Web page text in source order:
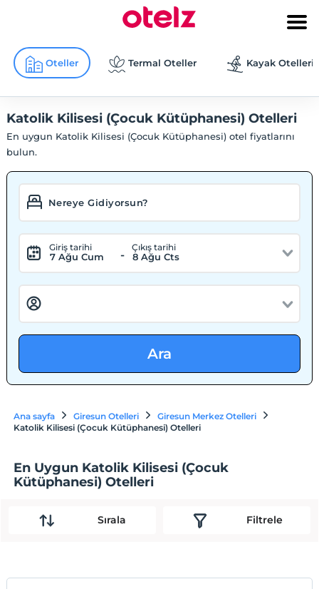
Oteller Termal Oteller Kayak Otelleri
Katolik Kilisesi (Çocuk Kütüphanesi) Otelleri
En uygun Katolik Kilisesi (Çocuk Kütüphanesi) otel fiyatlarını
bulun.
Giriş tarihi
7 Ağu Cum -
Çıkış tarihi
8 Ağu Cts
Ara
Ana sayfa Giresun Otelleri
Giresun Merkez Otelleri
Katolik Kilisesi (Çocuk Kütüphanesi) Otelleri
En Uygun Katolik Kilisesi (Çocuk
Kütüphanesi) Otelleri
Sırala Filtrele